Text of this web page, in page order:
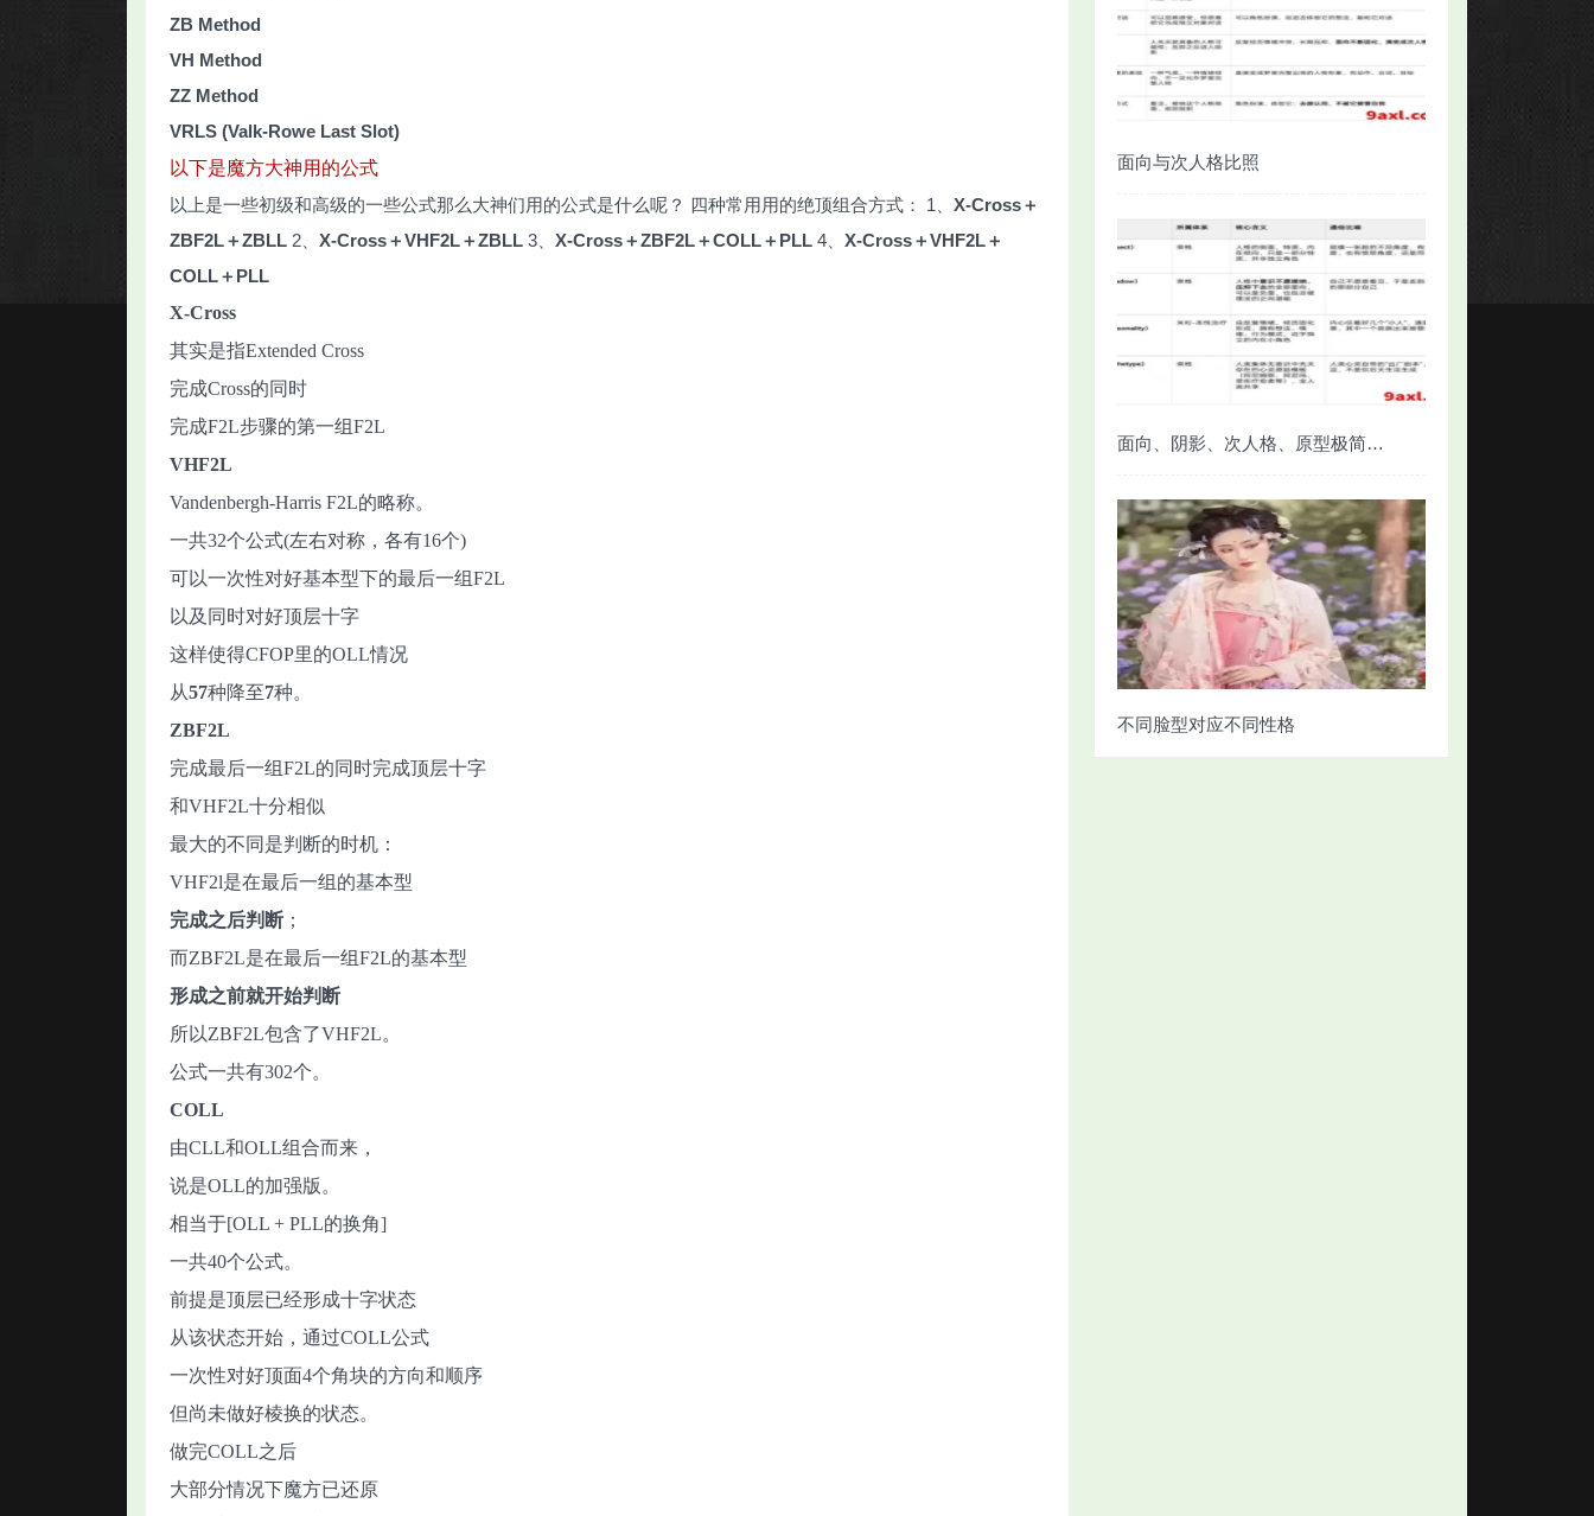
面向与次人格比照
面向、阴影、次人格、原型极简对照
不同脸型对应不同性格
ZB Method
VH Method
ZZ Method
VRLS (Valk-Rowe Last Slot)
以下是魔方大神用的公式
以上是一些初级和高级的一些公式那么大神们用的公式是什么呢？ 四种常用用的绝顶组合方式： 1、 X-Cross＋
ZBF2L＋ZBLL 2、 X-Cross＋VHF2L＋ZBLL 3、 X-Cross＋ZBF2L＋COLL＋PLL 4、 X-Cross＋VHF2L＋
COLL＋PLL
X-Cross
其实是指Extended Cross
完成Cross的同时
完成F2L步骤的第一组F2L
VHF2L
Vandenbergh-Harris F2L的略称。
一共32个公式(左右对称，各有16个)
可以一次性对好基本型下的最后一组F2L
以及同时对好顶层十字
这样使得CFOP里的OLL情况
从57种降至7种。
ZBF2L
完成最后一组F2L的同时完成顶层十字
和VHF2L十分相似
最大的不同是判断的时机：
VHF2l是在最后一组的基本型
完成之后判断 ；
而ZBF2L是在最后一组F2L的基本型
形成之前就开始判断
所以ZBF2L包含了VHF2L。
公式一共有302个。
COLL
由CLL和OLL组合而来，
说是OLL的加强版。
相当于[OLL + PLL的换角]
一共40个公式。
前提是顶层已经形成十字状态
从该状态开始，通过COLL公式
一次性对好顶面4个角块的方向和顺序
但尚未做好棱换的状态。
做完COLL之后
大部分情况下魔方已还原